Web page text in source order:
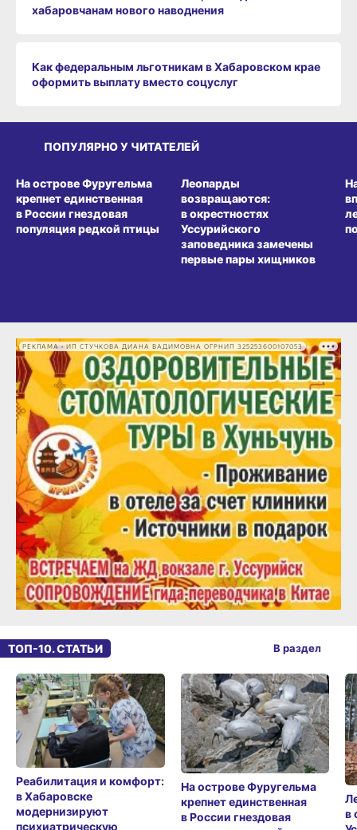
хабаровчанам нового наводнения
Как федеральным льготникам в Хабаровском крае
оформить выплату вместо соцуслуг
ПОПУЛЯРНО У ЧИТАТЕЛЕЙ
На острове Фуругельма
крепнет единственная
в России гнездовая
популяция редкой птицы
Леопарды
возвращаются:
в окрестностях
Уссурийского
заповедника замечены
первые пары хищников
РЕКЛАМА • ИП СТУЧКОВА ДИАНА ВАДИМОВНА ОГРНИП 325253600107053
ТОП-10. СТАТЬИ
Реабилитация и комфорт:
в Хабаровске
модернизируют
психиатрическую
На острове Фуругельма
крепнет единственная
в России гнездовая
в
В раздел